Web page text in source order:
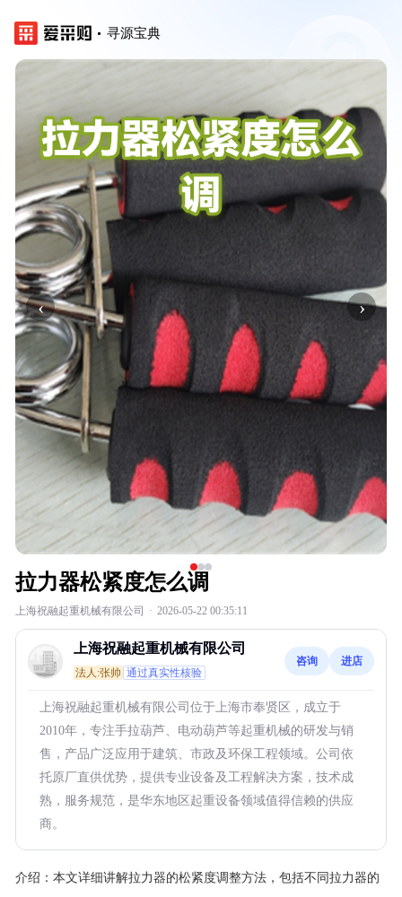
寻源宝典
‹ ›
拉力器松紧度怎么调
上海祝融起重机械有限公司 · 2026-05-22 00:35:11
上海祝融起重机械有限公司
法人:张帅 通过真实性核验
咨询 进店
上海祝融起重机械有限公司位于上海市奉贤区，成立于
2010年，专注手拉葫芦、电动葫芦等起重机械的研发与销
售，产品广泛应用于建筑、市政及环保工程领域。公司依
托原厂直供优势，提供专业设备及工程解决方案，技术成
熟，服务规范，是华东地区起重设备领域值得信赖的供应
商。
介绍： 本文详细讲解拉力器的松紧度调整方法，包括不同拉力器的